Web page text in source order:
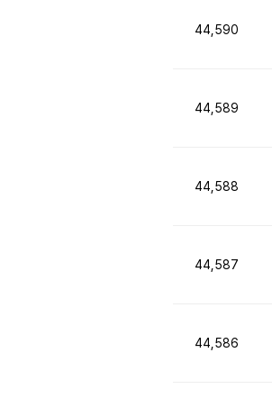
44,590
44,589
44,588
44,587
44,586